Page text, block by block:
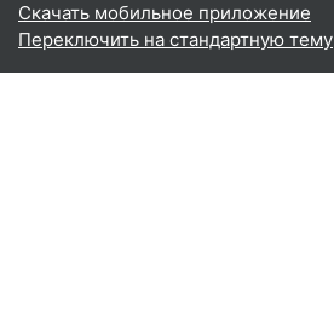
Скачать мобильное приложение
Переключить на стандартную тему